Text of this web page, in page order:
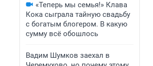
«Теперь мы семья!» Клава
Кока сыграла тайную свадьбу
с богатым блогером. В какую
сумму всё обошлось
Вадим Шумков заехал в